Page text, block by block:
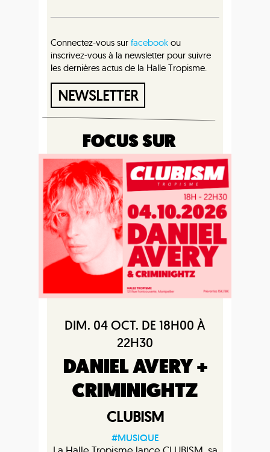
Connectez-vous sur facebook ou
inscrivez-vous à la newsletter pour suivre
les dernières actus de la Halle Tropisme.
NEWSLETTER
FOCUS SUR
DIM. 04 OCT. DE 18H00 À
22H30
DANIEL AVERY +
CRIMINIGHTZ
CLUBISM
#MUSIQUE